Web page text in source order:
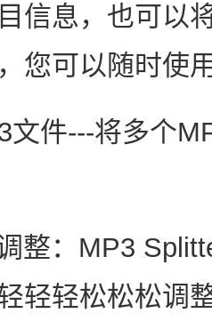
信息，也可以
您可以随时使
文件---将多个
整：MP3
轻轻松松松调